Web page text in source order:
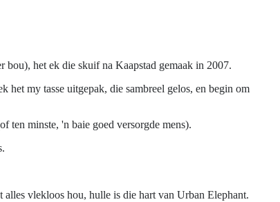
het ek die skuif na Kaapstad gemaak in 2007.
het my tasse uitgepak, die sambreel gelos, en begin om
ten minste, 'n baie goed versorgde mens).
vlekloos hou, hulle is die hart van Urban Elephant.